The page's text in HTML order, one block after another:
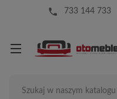
local_phone 733 144 733